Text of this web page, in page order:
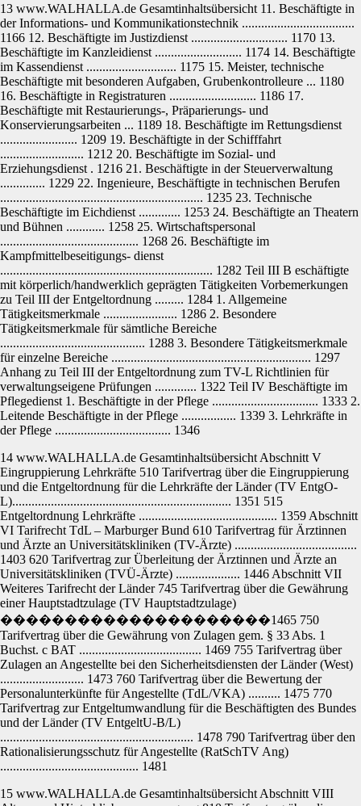
13 www.WALHALLA.de Gesamtinhaltsübersicht 11. Beschäftigte in
der Informations- und Kommunikationstechnik ...................................
1166 12. Beschäftigte im Justizdienst .............................. 1170 13.
Beschäftigte im Kanzleidienst ........................... 1174 14. Beschäftigte
im Kassendienst ............................ 1175 15. Meister, technische
Beschäftigte mit besonderen Aufgaben, Grubenkontrolleure ... 1180
16. Beschäftigte in Registraturen ........................... 1186 17.
Beschäftigte mit Restaurierungs-, Präparierungs- und
Konservierungsarbeiten ... 1189 18. Beschäftigte im Rettungsdienst
........................ 1209 19. Beschäftigte in der Schifffahrt
.......................... 1212 20. Beschäftigte im Sozial- und
Erziehungsdienst . 1216 21. Beschäftigte in der Steuerverwaltung
.............. 1229 22. Ingenieure, Beschäftigte in technischen Berufen
............................................................... 1235 23. Technische
Beschäftigte im Eichdienst ............. 1253 24. Beschäftigte an Theatern
und Bühnen ............ 1258 25. Wirtschaftspersonal
........................................... 1268 26. Beschäftigte im
Kampfmittelbeseitigungs- dienst
.................................................................. 1282 Teil III B eschäftigte
mit körperlich/handwerklich geprägten Tätigkeiten Vorbemerkungen
zu Teil III der Entgeltordnung ......... 1284 1. Allgemeine
Tätigkeitsmerkmale ....................... 1286 2. Besondere
Tätigkeitsmerkmale für sämtliche Bereiche
............................................. 1288 3. Besondere Tätigkeitsmerkmale
für einzelne Bereiche .............................................................. 1297
Anhang zu Teil III der Entgeltordnung zum TV-L Richtlinien für
verwaltungseigene Prüfungen ............. 1322 Teil IV Beschäftigte im
Pflegedienst 1. Beschäftigte in der Pflege ................................. 1333 2.
Leitende Beschäftigte in der Pflege ................. 1339 3. Lehrkräfte in
der Pflege .................................... 1346
14 www.WALHALLA.de Gesamtinhaltsübersicht Abschnitt V
Eingruppierung Lehrkräfte 510 Tarifvertrag über die Eingruppierung
und die Entgeltordnung für die Lehrkräfte der Länder (TV EntgO-
L).................................................................... 1351 515
Entgeltordnung Lehrkräfte ........................................... 1359 Abschnitt
VI Tarifrecht TdL – Marburger Bund 610 Tarifvertrag für Ärztinnen
und Ärzte an Universitätskliniken (TV-Ärzte) ......................................
1403 620 Tarifvertrag zur Überleitung der Ärztinnen und Ärzte an
Universitätskliniken (TVÜ-Ärzte) .................... 1446 Abschnitt VII
Weiteres Tarifrecht der Länder 745 Tarifvertrag über die Gewährung
einer Hauptstadtzulage (TV Hauptstadtzulage)
���������������������1465 750
Tarifvertrag über die Gewährung von Zulagen gem. § 33 Abs. 1
Buchst. c BAT ...................................... 1469 755 Tarifvertrag über
Zulagen an Angestellte bei den Sicherheitsdiensten der Länder (West)
.......................... 1473 760 Tarifvertrag über die Bewertung der
Personalunterkünfte für Angestellte (TdL/VKA) .......... 1475 770
Tarifvertrag zur Entgeltumwandlung für die Beschäftigten des Bundes
und der Länder (TV EntgeltU-B/L)
............................................................ 1478 790 Tarifvertrag über den
Rationalisierungsschutz für Angestellte (RatSchTV Ang)
........................................... 1481
15 www.WALHALLA.de Gesamtinhaltsübersicht Abschnitt VIII